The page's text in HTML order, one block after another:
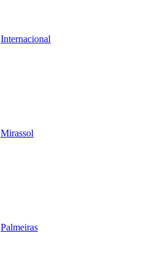
Internacional
Mirassol
Palmeiras